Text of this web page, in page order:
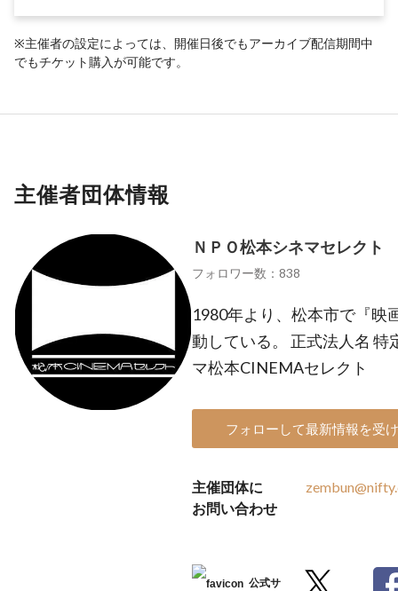
※主催者の設定によっては、開催日後でもアーカイブ配信期間中
でもチケット購入が可能です。
主催者団体情報
ＮＰＯ松本シネマセレクト
フォロワー数：838
1980年より、松本市で『映
動している。 正式法人名
マ松本CINEMAセレクト
フォローして最新情報を受
主催団体に
お問い合わせ
公式サ